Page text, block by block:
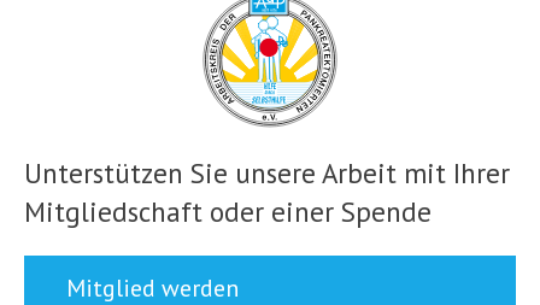
Unterstützen Sie unsere Arbeit mit Ihrer
Mitgliedschaft oder einer Spende
Mitglied werden